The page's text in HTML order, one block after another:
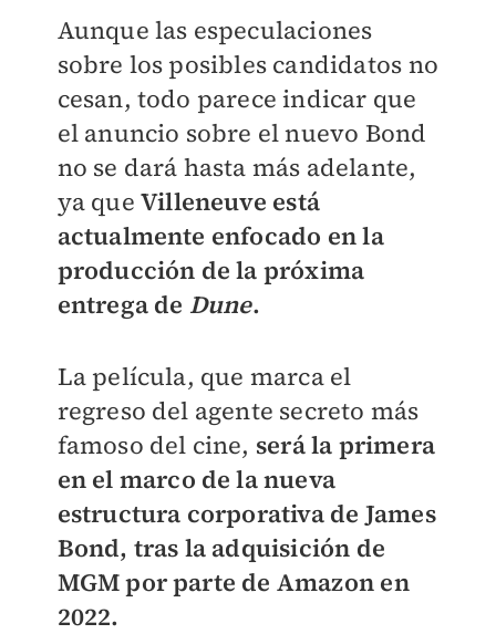
Aunque las especulaciones
sobre los posibles candidatos no
cesan, todo parece indicar que
el anuncio sobre el nuevo Bond
no se dará hasta más adelante,
ya que Villeneuve está
actualmente enfocado en la
producción de la próxima
entrega de Dune.
La película, que marca el
regreso del agente secreto más
famoso del cine, será la primera
en el marco de la nueva
estructura corporativa de James
Bond, tras la adquisición de
MGM por parte de Amazon en
2022.